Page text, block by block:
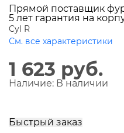
Прямой поставщик
5 лет гарантия на
Cyl R
См. все характеристики
1 623 руб.
Наличие: В наличии
Быстрый заказ